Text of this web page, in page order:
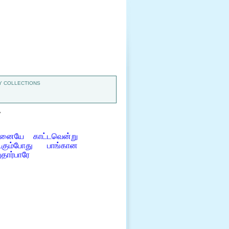
COLLECTIONS
காட்டவென்று
பாங்கான